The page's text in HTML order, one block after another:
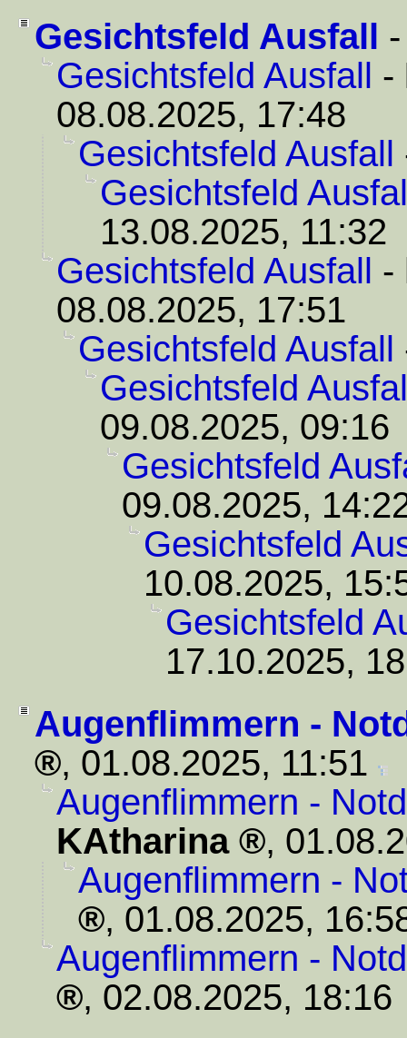
Gesichtsfeld Ausfall
Gesichtsfeld Ausfall -
08.08.2025, 17:48
Gesichtsfeld Ausfall
Gesichtsfeld
13.08.2025, 11:32
Gesichtsfeld Ausfall -
08.08.2025, 17:51
Gesichtsfeld Ausfall
Gesichtsfeld
09.08.2025, 09:16
Gesichtsfeld
09.08.2025,
Gesichtsfeld
10.08.2025,
Gesichtsfeld
17.10.2025,
Augenflimmern -
, 01.08.2025, 11:51
Augenflimmern -
KAtharina
,
Augenflimmern -
, 01.08.2025,
Augenflimmern -
, 02.08.2025, 18:16